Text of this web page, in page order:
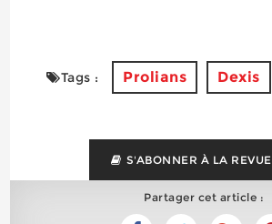
Tags : Prolians Dexis
S'ABONNER À LA REVUE
Partager cet article :